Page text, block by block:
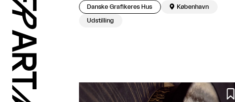
Danske Grafikeres Hus  København
Udstilling
